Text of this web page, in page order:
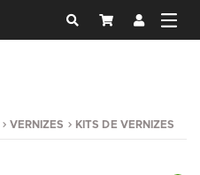
VERNIZES KITS DE VERNIZES